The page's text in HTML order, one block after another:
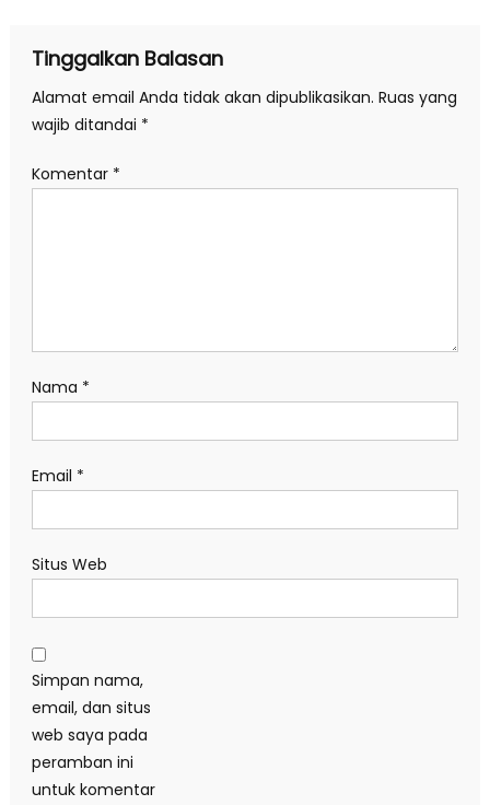
Tinggalkan Balasan
Alamat email Anda tidak akan dipublikasikan. Ruas yang
wajib ditandai *
Komentar *
Nama *
Email *
Situs Web
Simpan nama,
email, dan situs
web saya pada
peramban ini
untuk komentar